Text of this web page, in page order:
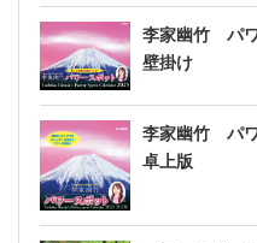
李家幽竹 パ
壁掛け
李家幽竹 パ
卓上版